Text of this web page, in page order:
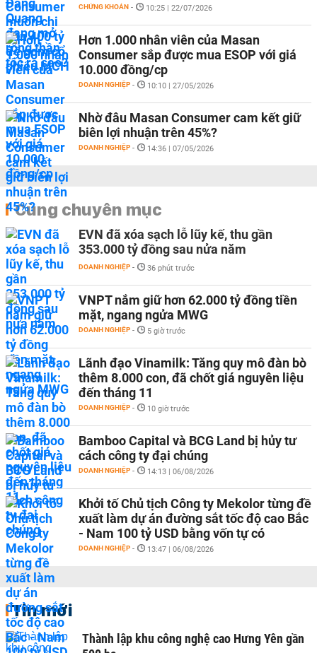
CHỨNG KHOÁN - 10:25 | 22/07/2026
Hơn 1.000 nhân viên của Masan
Consumer sắp được mua ESOP với giá
10.000 đồng/cp
DOANH NGHIỆP - 10:10 | 27/05/2026
Nhờ đâu Masan Consumer cam kết giữ
biên lợi nhuận trên 45%?
DOANH NGHIỆP - 14:36 | 07/05/2026
Cùng chuyên mục
EVN đã xóa sạch lỗ lũy kế, thu gần
353.000 tỷ đồng sau nửa năm
DOANH NGHIỆP - 36 phút trước
VNPT nắm giữ hơn 62.000 tỷ đồng tiền
mặt, ngang ngửa MWG
DOANH NGHIỆP - 5 giờ trước
Lãnh đạo Vinamilk: Tăng quy mô đàn bò
thêm 8.000 con, đã chốt giá nguyên liệu
đến tháng 11
DOANH NGHIỆP - 10 giờ trước
Bamboo Capital và BCG Land bị hủy tư
cách công ty đại chúng
DOANH NGHIỆP - 14:13 | 06/08/2026
Khởi tố Chủ tịch Công ty Mekolor từng đề
xuất làm dự án đường sắt tốc độ cao Bắc
- Nam 100 tỷ USD bằng vốn tự có
DOANH NGHIỆP - 13:47 | 06/08/2026
Tin mới
Thành lập khu công nghệ cao Hưng Yên gần